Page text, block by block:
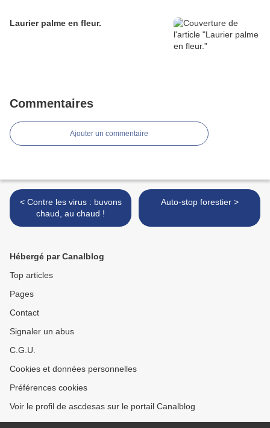
Laurier palme en fleur.
Commentaires
Ajouter un commentaire
< Contre les virus : buvons
chaud, au chaud !
Auto-stop forestier >
Hébergé par Canalblog
Top articles
Pages
Contact
Signaler un abus
C.G.U.
Cookies et données personnelles
Préférences cookies
Voir le profil de ascdesas sur le portail Canalblog